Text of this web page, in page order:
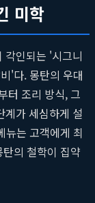
미학
각인되는 '시그니
'다. 몽탄의 우대
터 조리 방식, 그
계가 세심하게 설
뉴는 고객에게 최
의 철학이 집약